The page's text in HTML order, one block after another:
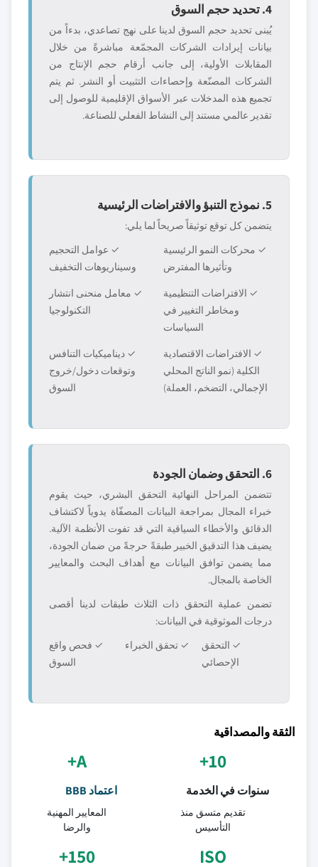
4. تحديد حجم السوق
يُبنى تحديد حجم السوق لدينا على نهج تصاعدي، بدءاً من
بيانات إيرادات الشركات المجمّعة مباشرةً من خلال
المقابلات الأولية، إلى جانب أرقام حجم الإنتاج من
الشركات المصنّعة وإحصاءات التثبيت أو النشر. ثم يتم
تجميع هذه المدخلات عبر الأسواق الإقليمية للوصول إلى
تقدير عالمي مستند إلى النشاط الفعلي للصناعة.
5. نموذج التنبؤ والافتراضات الرئيسية
يتضمن كل توقع توثيقاً صريحاً لما يلي:
✓ محركات النمو الرئيسية
وتأثيرها المفترض
✓ عوامل التحجيم
وسيناريوهات التخفيف
✓ الافتراضات التنظيمية
ومخاطر التغيير في
السياسات
✓ معامل منحنى انتشار
التكنولوجيا
✓ الافتراضات الاقتصادية
الكلية (نمو الناتج المحلي
الإجمالي، التضخم، العملة)
✓ ديناميكيات التنافس
وتوقعات دخول/خروج
السوق
6. التحقق وضمان الجودة
تتضمن المراحل النهائية التحقق البشري، حيث يقوم
خبراء المجال بمراجعة البيانات المصفّاة يدوياً لاكتشاف
الدقائق والأخطاء السياقية التي قد تفوت الأنظمة الآلية.
يضيف هذا التدقيق الخبير طبقةً حرجةً من ضمان الجودة،
مما يضمن توافق البيانات مع أهداف البحث والمعايير
الخاصة بالمجال.
تضمن عملية التحقق ذات الثلاث طبقات لدينا أقصى
درجات الموثوقية في البيانات:
✓ التحقق
الإحصائي
✓ تحقق الخبراء
✓ فحص واقع
السوق
الثقة والمصداقية
10+
سنوات في الخدمة
تقديم متسق منذ
التأسيس
A+
اعتماد BBB
المعايير المهنية
والرضا
ISO
150+